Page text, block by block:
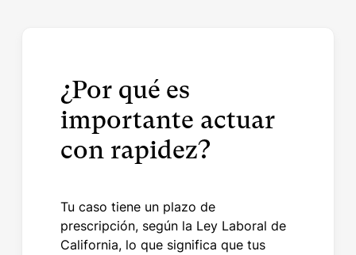
¿Por qué es
importante actuar
con rapidez?
Tu caso tiene un plazo de
prescripción, según la Ley Laboral de
California, lo que significa que tus